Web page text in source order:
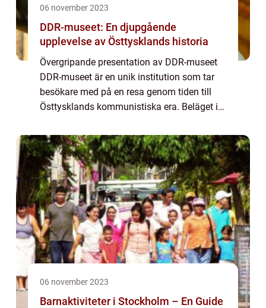
06 november 2023
DDR-museet: En djupgående
upplevelse av Östtysklands historia
Övergripande presentation av DDR-museet
DDR-museet är en unik institution som tar
besökare med på en resa genom tiden till
Östtysklands kommunistiska era. Beläget i
fascinerande inblick i livet bakom järnridån
oc...
06 november 2023
Barnaktiviteter i Stockholm – En Guide